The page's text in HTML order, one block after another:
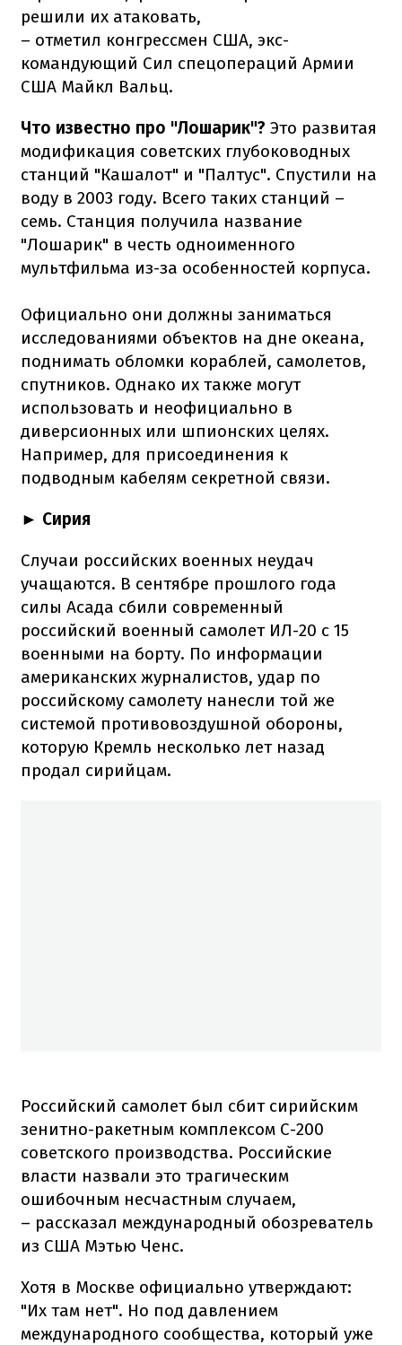
решили их атаковать,
– отметил конгрессмен США, экс-
командующий Сил спецопераций Армии
США Майкл Вальц.
Что известно про "Лошарик"? Это развитая
модификация советских глубоководных
станций "Кашалот" и "Палтус". Спустили на
воду в 2003 году. Всего таких станций –
семь. Станция получила название
"Лошарик" в честь одноименного
мультфильма из-за особенностей корпуса.
Официально они должны заниматься
исследованиями объектов на дне океана,
поднимать обломки кораблей, самолетов,
спутников. Однако их также могут
использовать и неофициально в
диверсионных или шпионских целях.
Например, для присоединения к
подводным кабелям секретной связи.
► Сирия
Случаи российских военных неудач
учащаются. В сентябре прошлого года
силы Асада сбили современный
российский военный самолет ИЛ-20 с 15
военными на борту. По информации
американских журналистов, удар по
российскому самолету нанесли той же
системой противовоздушной обороны,
которую Кремль несколько лет назад
продал сирийцам.
Российский самолет был сбит сирийским
зенитно-ракетным комплексом С-200
советского производства. Российские
власти назвали это трагическим
ошибочным несчастным случаем,
– рассказал международный обозреватель
из США Мэтью Ченс.
Хотя в Москве официально утверждают:
"Их там нет". Но под давлением
международного сообщества, который уже